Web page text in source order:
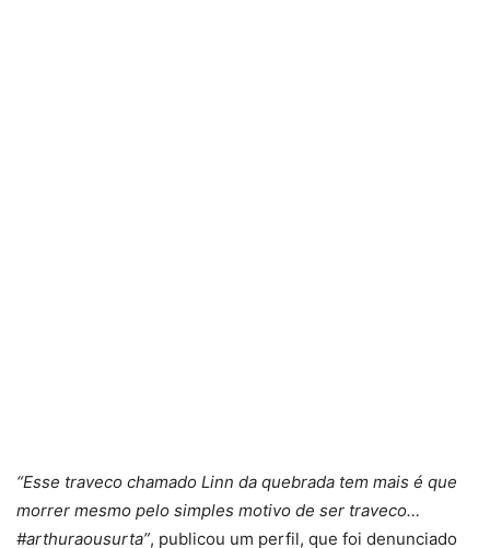
“Esse traveco chamado Linn da quebrada tem mais é que
morrer mesmo pelo simples motivo de ser traveco…
#arthuraousurta”, publicou um perfil, que foi denunciado